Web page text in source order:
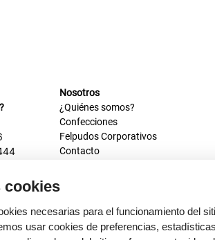
cookies
necesarias para el funcionamiento del
usar cookies de preferencias,
Nosotros
¿Quiénes somos?
Confecciones
Felpudos Corporativos
Contacto
Tienda física
Av. Iquitos 670 - 699, La Victoria